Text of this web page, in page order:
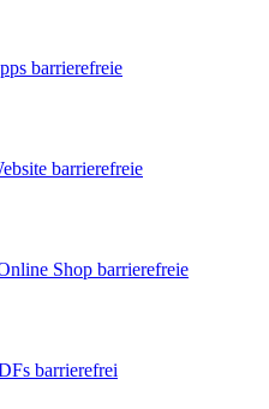
barrierefreie
barrierefreie
Shop barrierefreie
barrierefrei